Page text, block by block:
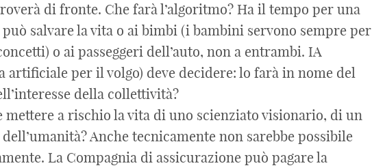
di fronte. Che farà l’algoritmo? Ha il tempo per una
può salvare la vita o ai bimbi (i bambini servono sempre per
o ai passeggeri dell’auto, non a entrambi. IA
artificiale per il volgo) deve decidere: lo farà in nome del
della collettività?
mettere a rischio la vita di uno scienziato visionario, di un
Anche tecnicamente non sarebbe possibile
La Compagnia di assicurazione può pagare la